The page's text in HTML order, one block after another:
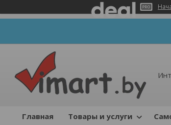
Главная Товары и услуги